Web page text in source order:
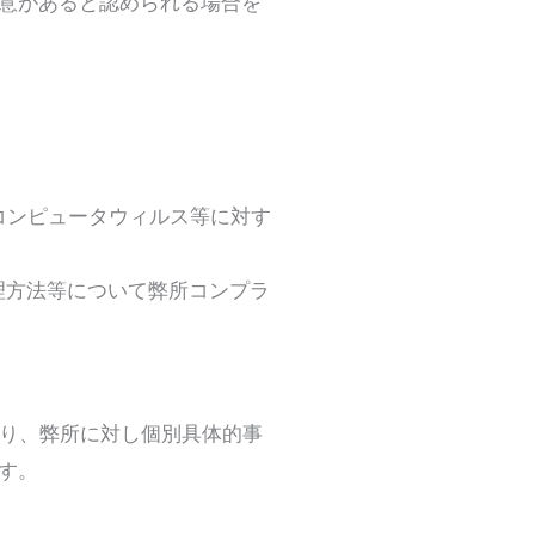
ピュータウィルス等に対す
法等について弊所コンプラ
、弊所に対し個別具体的事
。